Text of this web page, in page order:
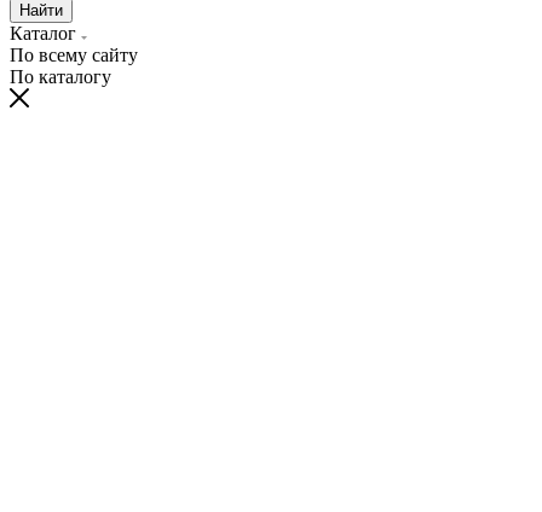
Найти
Каталог
По всему сайту
По каталогу